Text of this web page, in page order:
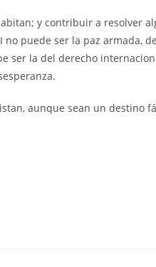
y contribuir a resolver
puede ser la paz armada,
ser la del derecho
aunque sean un destino